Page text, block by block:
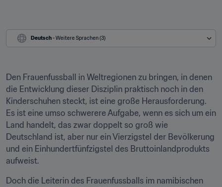
Deutsch - Weitere Sprachen (3)
Den Frauenfussball in Weltregionen zu bringen, in denen
die Entwicklung dieser Disziplin praktisch noch in den
Kinderschuhen steckt, ist eine große Herausforderung.
Es ist eine umso schwerere Aufgabe, wenn es sich um ein
Land handelt, das zwar doppelt so groß wie
Deutschland ist, aber nur ein Vierzigstel der Bevölkerung
und ein Einhundertfünfzigstel des Bruttoinlandprodukts
aufweist.
Doch die Leiterin des Frauenfussballs im namibischen